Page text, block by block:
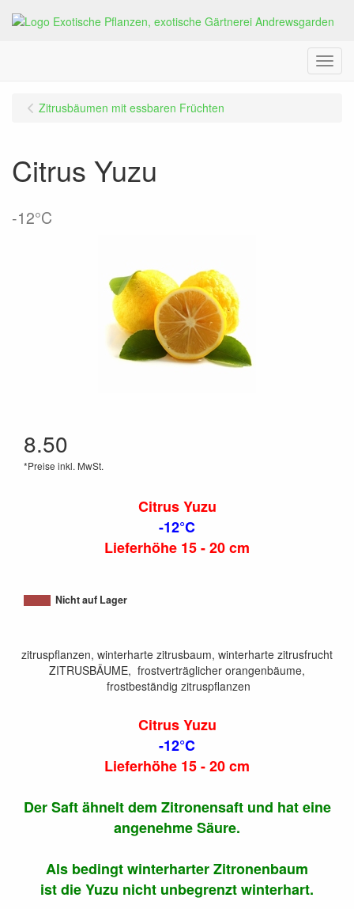
Menu
Zitrusbäumen mit essbaren Früchten
Citrus Yuzu
-12°C
8.50
*Preise inkl. MwSt.
Citrus Yuzu
-12°C
Lieferhöhe 15 - 20 cm
Nicht auf Lager
zitruspflanzen, winterharte zitrusbaum, winterharte zitrusfrucht
ZITRUSBÄUME, frostverträglicher orangenbäume,
frostbeständig zitruspflanzen
Citrus Yuzu
-12°C
Lieferhöhe 15 - 20 cm
Der Saft ähnelt dem Zitronensaft und hat eine
angenehme Säure.
Als bedingt winterharter Zitronenbaum
ist die Yuzu nicht unbegrenzt winterhart.